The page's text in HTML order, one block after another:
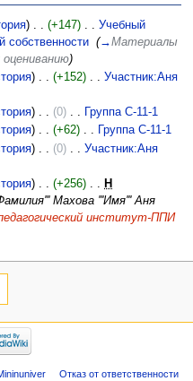
) (+147)
Учебный
собственности (→Материалы
)
) (+152)
Участник:Аня
) (0) Группа С-11-1
) (+62) Группа С-11-1
) (0)
Участник:Аня
) (+256)
Н
Махова '''Имя''' Аня
институт-ППИ
Отказ от ответственности